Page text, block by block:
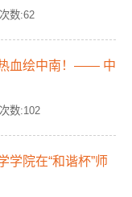
数:62
血绘中南！—— 中
数:102
学院在“和谐杯”师